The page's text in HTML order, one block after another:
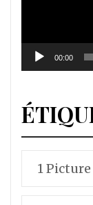
00:00
1 Picture